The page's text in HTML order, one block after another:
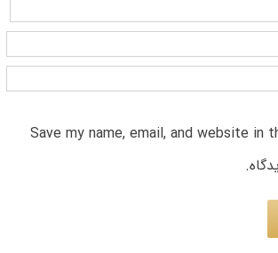
Save my name, email, and website in